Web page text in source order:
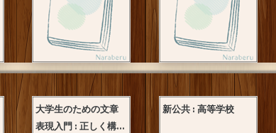
大学生のための文章
表現入門 : 正しく構...
新公共 : 高等学校